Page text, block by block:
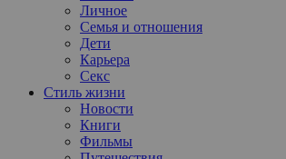
Личное
Семья и отношения
Дети
Карьера
Секс
Стиль жизни
Новости
Книги
Фильмы